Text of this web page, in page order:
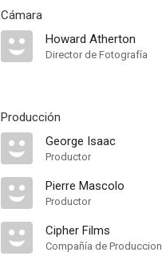
Cámara
Howard Atherton
Director de Fotografía
Producción
George Isaac
Productor
Pierre Mascolo
Productor
Cipher Films
Compañía de Produccion